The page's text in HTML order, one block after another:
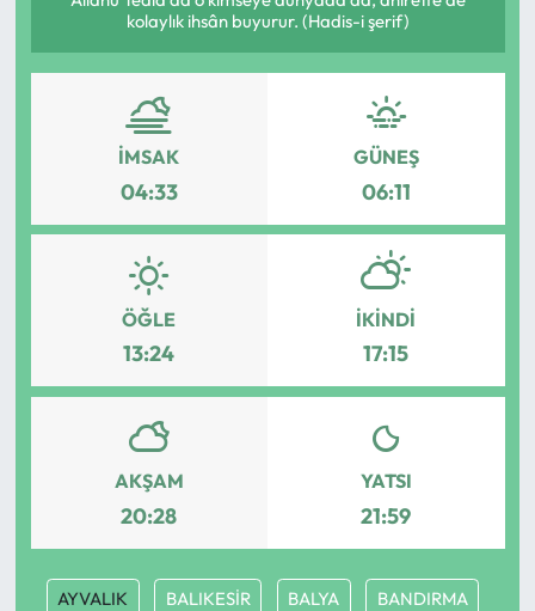
kolaylık ihsân buyurur. (Hadis-i şerif)
İMSAK
04:33
GÜNEŞ
06:11
ÖĞLE
13:24
İKINDI
17:15
AKŞAM
20:28
YATSI
21:59
AYVALIK BALIKESİR BALYA BANDIRMA
Ekonomi
Güncel
İskilip Haberleri
Kargı Haberleri
Kimdir?
Laçin Haberleri
Magazin
Mecitözü Haberleri